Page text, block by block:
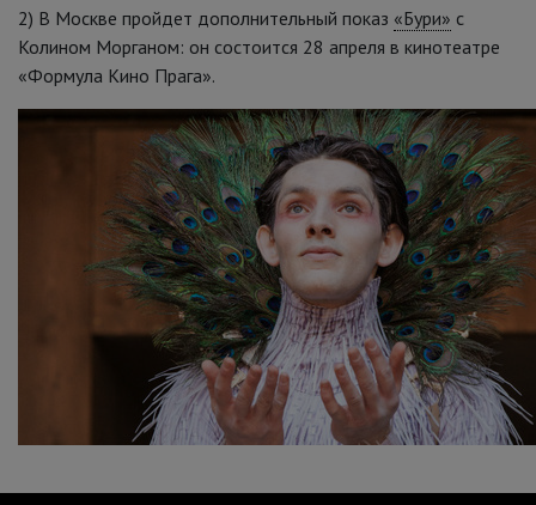
2) В Москве пройдет дополнительный показ «Бури» с
Колином Морганом: он состоится 28 апреля в кинотеатре
«Формула Кино Прага».